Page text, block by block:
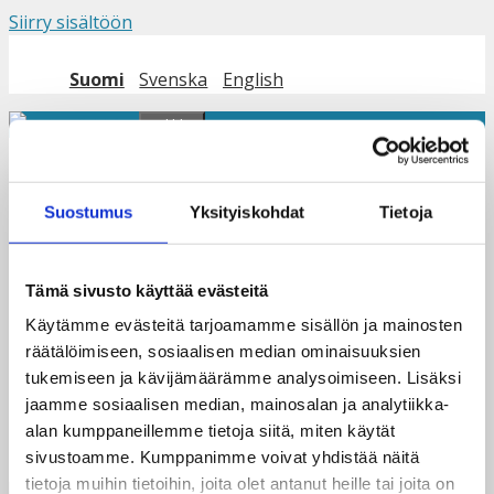
Suostumus Yksityiskohdat Tietoja
Tämä sivusto käyttää evästeitä
Käytämme evästeitä tarjoamamme sisällön ja mainosten
räätälöimiseen, sosiaalisen median ominaisuuksien
tukemiseen ja kävijämäärämme analysoimiseen. Lisäksi
jaamme sosiaalisen median, mainosalan ja analytiikka-
alan kumppaneillemme tietoja siitä, miten käytät
sivustoamme. Kumppanimme voivat yhdistää näitä
tietoja muihin tietoihin, joita olet antanut heille tai joita on
Siirry sisältöön
Suomi Svenska English
Valikko
Oikeudenmukainen
siirtymä nyt!